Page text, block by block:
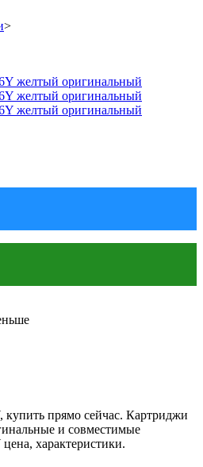
>
прямо сейчас. Картриджи
и совместимые
характеристики.